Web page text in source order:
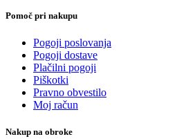
Pomoč pri nakupu
Pogoji poslovanja
Pogoji dostave
Plačilni pogoji
Piškotki
Pravno obvestilo
Moj račun
Nakup na obroke